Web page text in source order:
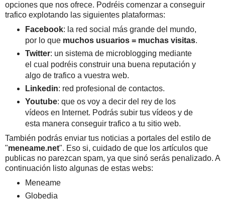
opciones que nos ofrece. Podréis comenzar a conseguir
trafico explotando las siguientes plataformas:
Facebook: la red social más grande del mundo,
por lo que muchos usuarios = muchas visitas.
Twitter: un sistema de microblogging mediante
el cual podréis construir una buena reputación y
algo de trafico a vuestra web.
Linkedin: red profesional de contactos.
Youtube: que os voy a decir del rey de los
vídeos en Internet. Podrás subir tus vídeos y de
esta manera conseguir trafico a tu sitio web.
También podrás enviar tus noticias a portales del estilo de
"meneame.net". Eso si, cuidado de que los artículos que
publicas no parezcan spam, ya que sinó serás penalizado. A
continuación listo algunas de estas webs:
Meneame
Globedia